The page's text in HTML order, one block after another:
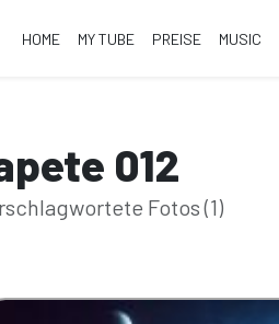
HOME MY TUBE PREISE MUSIC
012
Fotos (1)